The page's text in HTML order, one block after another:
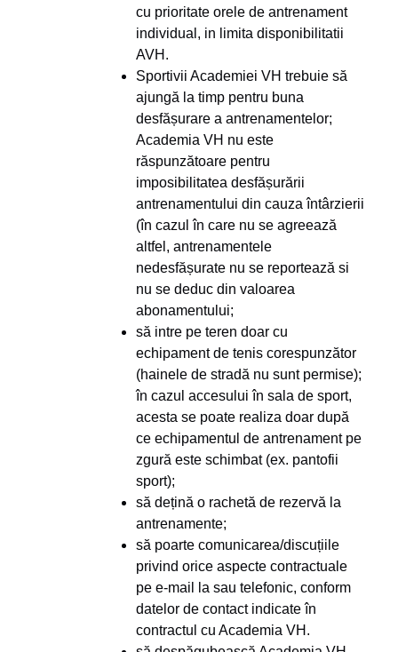
cu prioritate orele de antrenament
individual, in limita disponibilitatii
AVH.
Sportivii Academiei VH trebuie să
ajungă la timp pentru buna
desfășurare a antrenamentelor;
Academia VH nu este
răspunzătoare pentru
imposibilitatea desfășurării
antrenamentului din cauza întârzierii
(în cazul în care nu se agreează
altfel, antrenamentele
nedesfășurate nu se reportează si
nu se deduc din valoarea
abonamentului;
să intre pe teren doar cu
echipament de tenis corespunzător
(hainele de stradă nu sunt permise);
în cazul accesului în sala de sport,
acesta se poate realiza doar după
ce echipamentul de antrenament pe
zgură este schimbat (ex. pantofii
sport);
să dețină o rachetă de rezervă la
antrenamente;
să poarte comunicarea/discuțiile
privind orice aspecte contractuale
pe e-mail la sau telefonic, conform
datelor de contact indicate în
contractul cu Academia VH.